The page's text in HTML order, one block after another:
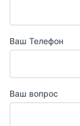
Ваш Телефон
Ваш вопрос